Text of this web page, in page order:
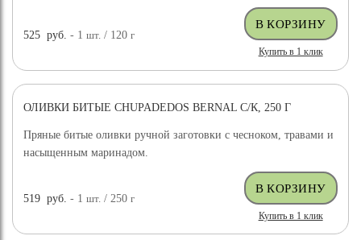
525 руб. - 1шт. / 120г
Купить в 1 клик
ОЛИВКИ БИТЫЕ CHUPADEDOS BERNAL С/К, 250 Г
Пряные битые оливки ручной заготовки с чесноком, травами и
насыщенным маринадом.
519 руб. - 1шт. / 250г
Купить в 1 клик